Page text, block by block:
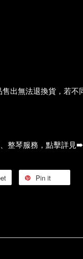
出無法退換貨，若不
整琴服務，點擊詳見➠
Pin it